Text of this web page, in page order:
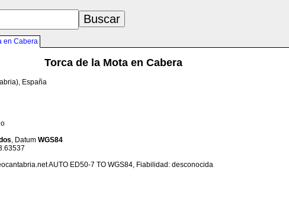
en Cabera
Torca de la Mota en Cabera
España
, Datum WGS84
AUTO ED50-7 TO WGS84, Fiabilidad: desconocida